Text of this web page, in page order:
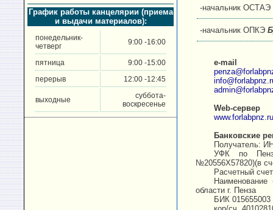
График работы канцелярии (приема
и выдачи материалов):
понедельник-
четверг
9:00 -16:00
пятница
9:00 -15:00
перерыв
12:00 -12:45
выходные
суббота-
воскресенье
-начальник ОСТАЭ
-начальник ОПКЭ
e-mail
penza@
info@forlabpnz.
admin@
Web-сервер
www.forlabpnz.ru
Банковские
Получатель:
УФК по
№20556X57820)(в
Расчетный
области г. Пенза
БИК 015655003